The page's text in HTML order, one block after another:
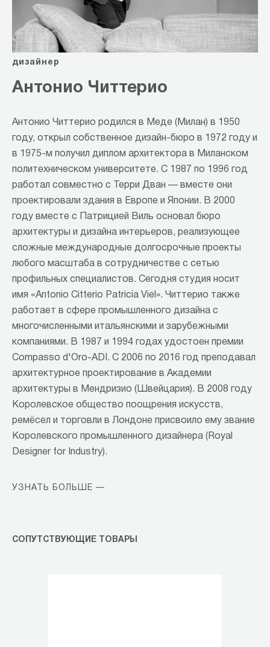
дизайнер
Антонио Читтерио
Антонио Читтерио родился в Меде (Милан) в 1950
году, открыл собственное дизайн-бюро в 1972 году и
в 1975-м получил диплом архитектора в Миланском
политехническом университете. С 1987 по 1996 год
работал совместно с Терри Дван — вместе они
проектировали здания в Европе и Японии. В 2000
году вместе с Патрицией Виль основал бюро
архитектуры и дизайна интерьеров, реализующее
сложные международные долгосрочные проекты
любого масштаба в сотрудничестве с сетью
профильных специалистов. Сегодня студия носит
имя «Antonio Citterio Patricia Viel». Читтерио также
работает в сфере промышленного дизайна с
многочисленными итальянскими и зарубежными
компаниями. В 1987 и 1994 годах удостоен премии
Compasso d'Oro-ADI. С 2006 по 2016 год преподавал
архитектурное проектирование в Академии
архитектуры в Мендризио (Швейцария). В 2008 году
Королевское общество поощрения искусств,
ремёсел и торговли в Лондоне присвоило ему звание
Королевского промышленного дизайнера (Royal
Designer for Industry).
УЗНАТЬ БОЛЬШЕ —
СОПУТСТВУЮЩИЕ ТОВАРЫ